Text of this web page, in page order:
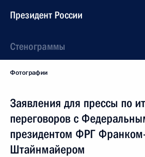
Президент России
Стенограммы
Фотографии
Заявления для прессы по
переговоров с
президентом ФРГ
Штайнмайером